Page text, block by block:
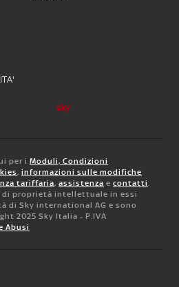
per i Moduli, Condizioni
, informazioni sulle modifiche
tariffaria, assistenza e contatti.
proprietà intellettuale in essi
di Sky international AG e sono
2025 Sky Italia - P.IVA
Abusi